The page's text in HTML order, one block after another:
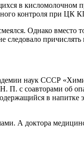
в кисломолочном
контроля при ЦК
Однако вместо
следовало
наук СССР
с соавторами об
в напитке
А доктора